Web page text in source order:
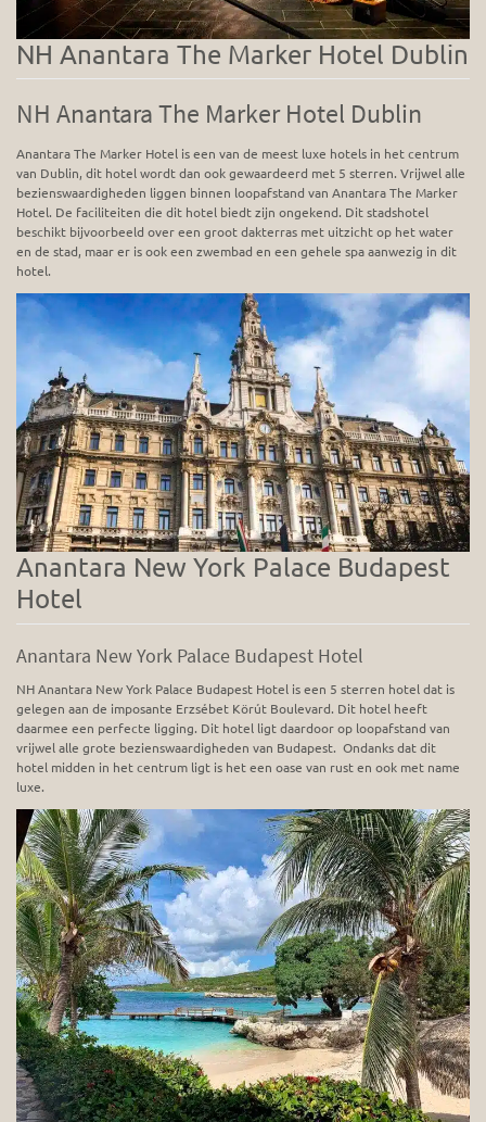
NH Anantara The Marker Hotel Dublin
NH Anantara The Marker Hotel Dublin
Anantara The Marker Hotel is een van de meest luxe hotels in het centrum
van Dublin, dit hotel wordt dan ook gewaardeerd met 5 sterren. Vrijwel alle
bezienswaardigheden liggen binnen loopafstand van Anantara The Marker
Hotel. De faciliteiten die dit hotel biedt zijn ongekend. Dit stadshotel
beschikt bijvoorbeeld over een groot dakterras met uitzicht op het water
en de stad, maar er is ook een zwembad en een gehele spa aanwezig in dit
hotel.
Anantara New York Palace Budapest
Hotel
Anantara New York Palace Budapest Hotel
NH Anantara New York Palace Budapest Hotel is een 5 sterren hotel dat is
gelegen aan de imposante Erzsébet Körút Boulevard. Dit hotel heeft
daarmee een perfecte ligging. Dit hotel ligt daardoor op loopafstand van
vrijwel alle grote bezienswaardigheden van Budapest. Ondanks dat dit
hotel midden in het centrum ligt is het een oase van rust en ook met name
luxe.